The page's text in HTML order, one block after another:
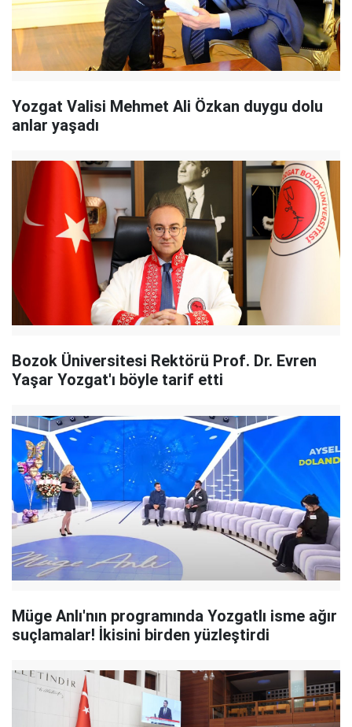
Yozgat Valisi Mehmet Ali Özkan duygu dolu
anlar yaşadı
Bozok Üniversitesi Rektörü Prof. Dr. Evren
Yaşar Yozgat'ı böyle tarif etti
Müge Anlı'nın programında Yozgatlı isme ağır
suçlamalar! İkisini birden yüzleştirdi